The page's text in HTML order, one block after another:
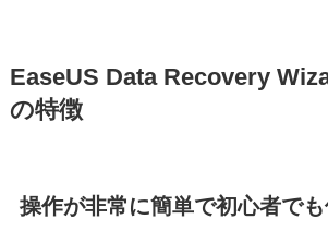
EaseUS Data Recovery
の特徴
操作が非常に簡単で初心者で